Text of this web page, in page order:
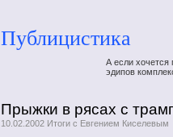
Публицистика
А если хочется
эдипов
Прыжки в рясах с
10.02.2002 Итоги с Евгением Киселевым